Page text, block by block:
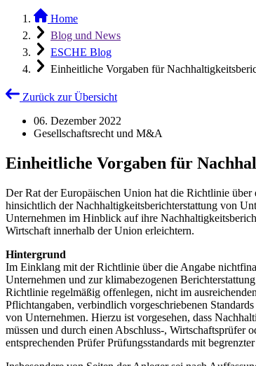
Home
Blog und News
ESCHE Blog
Einheitliche Vorgaben für
Zurück zur Übersicht
06. Dezember 2022
Gesellschaftsrecht und M&A
Einheitliche Vorgaben für
Der Rat der Europäischen Union hat die Richtlinie
hinsichtlich der Nachhaltigkeitsberichterstattung von
Unternehmen im Hinblick auf ihre
Wirtschaft innerhalb der Union erleichtern.
Hintergrund
Im Einklang mit der Richtlinie über die Angabe
Unternehmen und zur klimabezogenen
Richtlinie regelmäßig offenlegen, nicht im
Pflichtangaben, verbindlich vorgeschriebenen
von Unternehmen. Hierzu ist vorgesehen, dass
müssen und durch einen Abschluss-, Wirtschaftsprüfer
entsprechenden Prüfer Prüfungsstandards mit